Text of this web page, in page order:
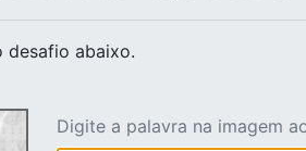
desafio abaixo.
Digite a palavra na imagem